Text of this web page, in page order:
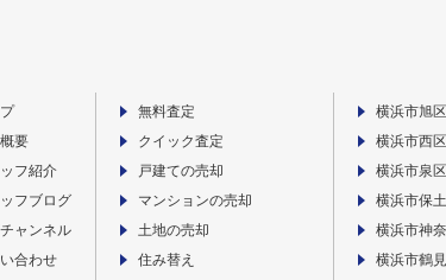
要
フ紹介
フブログ
ャンネル
合わせ
無料査定
クイック査定
戸建ての売却
マンションの売却
土地の売却
住み替え
横浜市旭
横浜市西
横浜市泉
横浜市保
横浜市神
横浜市鶴